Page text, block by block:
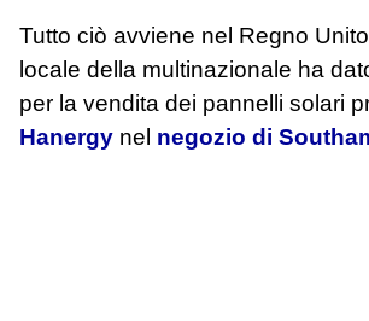
Tutto ciò avviene nel Regno
locale della multinazionale ha
per la vendita dei pannelli solari
Hanergy nel negozio di